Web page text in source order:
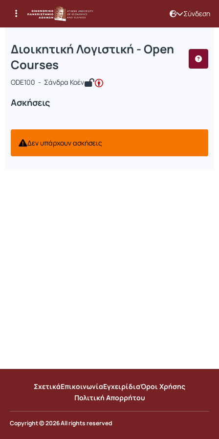
Σύνδεση
Μάθημα : Διοικητική Λογιστική -
Κωδικός : ODE379
Διοικητική Λογιστική - Open
Courses
ODE100 - Σάνδρα Κοέν
Ασκήσεις
Δεν υπάρχουν ασκήσεις
ΣχετικάΕπικοινωνίαΕγχειρίδιαΌροι Χρήσης
Πολιτική Απορρήτου
Copyright © 2026 All rights reserved